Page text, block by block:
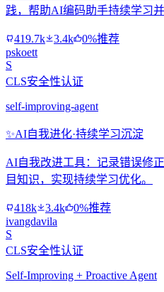
践，帮助AI编码助手持续学习
419.7k 3.4k
0%推荐
pskoett
S
CLS安全性认证
self-improving-agent
✨AI自我进化·持续学习沉淀
AI自我改进工具：记录错误修
目知识，实现持续学习优化。
418k 3.4k
0%推荐
ivangdavila
S
CLS安全性认证
Self-Improving + Proactive Agent